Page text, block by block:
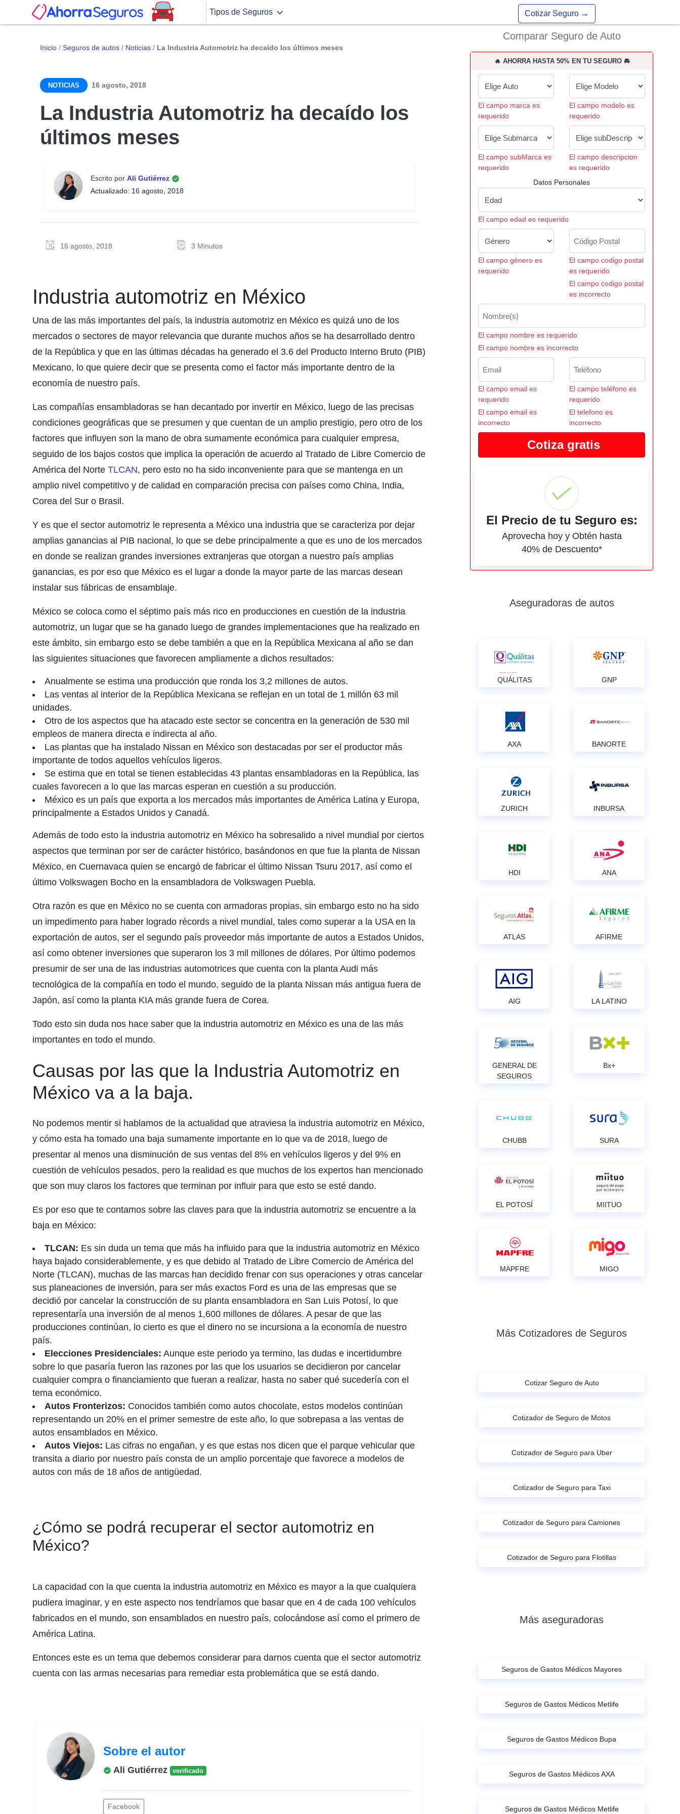
Tipos de Seguros Cotizar Seguro →
Inicio / Seguros de autos / Noticias / La Industria Automotriz ha decaído los últimos meses
NOTICIAS 16 agosto, 2018
La Industria Automotriz ha decaído los
últimos meses
Escrito por Ali Gutiérrez
Actualizado: 16 agosto, 2018
16 agosto, 2018 3 Minutos
Industria automotriz en México
Una de las más importantes del país, la industria automotriz en México es quizá uno de los
mercados o sectores de mayor relevancia que durante muchos años se ha desarrollado dentro
de la República y que en las últimas décadas ha generado el 3.6 del Producto Interno Bruto (PIB)
Mexicano, lo que quiere decir que se presenta como el factor más importante dentro de la
economía de nuestro país.
Las compañías ensambladoras se han decantado por invertir en México, luego de las precisas
condiciones geográficas que se presumen y que cuentan de un amplio prestigio, pero otro de los
factores que influyen son la mano de obra sumamente económica para cualquier empresa,
seguido de los bajos costos que implica la operación de acuerdo al Tratado de Libre Comercio de
América del Norte TLCAN, pero esto no ha sido inconveniente para que se mantenga en un
amplio nivel competitivo y de calidad en comparación precisa con países como China, India,
Corea del Sur o Brasil.
Y es que el sector automotriz le representa a México una industria que se caracteriza por dejar
amplias ganancias al PIB nacional, lo que se debe principalmente a que es uno de los mercados
en donde se realizan grandes inversiones extranjeras que otorgan a nuestro país amplias
ganancias, es por eso que México es el lugar a donde la mayor parte de las marcas desean
instalar sus fábricas de ensamblaje.
México se coloca como el séptimo país más rico en producciones en cuestión de la industria
automotriz, un lugar que se ha ganado luego de grandes implementaciones que ha realizado en
este ámbito, sin embargo esto se debe también a que en la República Mexicana al año se dan
las siguientes situaciones que favorecen ampliamente a dichos resultados:
Anualmente se estima una producción que ronda los 3,2 millones de autos.
Las ventas al interior de la República Mexicana se reflejan en un total de 1 millón 63 mil
unidades.
Otro de los aspectos que ha atacado este sector se concentra en la generación de 530 mil
empleos de manera directa e indirecta al año.
Las plantas que ha instalado Nissan en México son destacadas por ser el productor más
importante de todos aquellos vehículos ligeros.
Se estima que en total se tienen establecidas 43 plantas ensambladoras en la República, las
cuales favorecen a lo que las marcas esperan en cuestión a su producción.
México es un país que exporta a los mercados más importantes de América Latina y Europa,
principalmente a Estados Unidos y Canadá.
Además de todo esto la industria automotriz en México ha sobresalido a nivel mundial por ciertos
aspectos que terminan por ser de carácter histórico, basándonos en que fue la planta de Nissan
México, en Cuernavaca quien se encargó de fabricar el último Nissan Tsuru 2017, así como el
último Volkswagen Bocho en la ensambladora de Volkswagen Puebla.
Otra razón es que en México no se cuenta con armadoras propias, sin embargo esto no ha sido
un impedimento para haber logrado récords a nivel mundial, tales como superar a la USA en la
exportación de autos, ser el segundo país proveedor más importante de autos a Estados Unidos,
así como obtener inversiones que superaron los 3 mil millones de dólares. Por último podemos
presumir de ser una de las industrias automotrices que cuenta con la planta Audi más
tecnológica de la compañía en todo el mundo, seguido de la planta Nissan más antigua fuera de
Japón, así como la planta KIA más grande fuera de Corea.
Todo esto sin duda nos hace saber que la industria automotriz en México es una de las más
importantes en todo el mundo.
Causas por las que la Industria Automotriz en
México va a la baja.
No podemos mentir si hablamos de la actualidad que atraviesa la industria automotriz en México,
y cómo esta ha tomado una baja sumamente importante en lo que va de 2018, luego de
presentar al menos una disminución de sus ventas del 8% en vehículos ligeros y del 9% en
cuestión de vehículos pesados, pero la realidad es que muchos de los expertos han mencionado
que son muy claros los factores que terminan por influir para que esto se esté dando.
Es por eso que te contamos sobre las claves para que la industria automotriz se encuentre a la
baja en México:
TLCAN: Es sin duda un tema que más ha influido para que la industria automotriz en México
haya bajado considerablemente, y es que debido al Tratado de Libre Comercio de América del
Norte (TLCAN), muchas de las marcas han decidido frenar con sus operaciones y otras cancelar
sus planeaciones de inversión, para ser más exactos Ford es una de las empresas que se
decidió por cancelar la construcción de su planta ensambladora en San Luis Potosí, lo que
representaría una inversión de al menos 1,600 millones de dólares. A pesar de que las
producciones continúan, lo cierto es que el dinero no se incursiona a la economía de nuestro
país.
Elecciones Presidenciales: Aunque este periodo ya termino, las dudas e incertidumbre
sobre lo que pasaría fueron las razones por las que los usuarios se decidieron por cancelar
cualquier compra o financiamiento que fueran a realizar, hasta no saber qué sucedería con el
tema económico.
Autos Fronterizos: Conocidos también como autos chocolate, estos modelos continúan
representando un 20% en el primer semestre de este año, lo que sobrepasa a las ventas de
autos ensamblados en México.
Autos Viejos: Las cifras no engañan, y es que estas nos dicen que el parque vehicular que
transita a diario por nuestro país consta de un amplio porcentaje que favorece a modelos de
autos con más de 18 años de antigüedad.
¿Cómo se podrá recuperar el sector automotriz en
México?
La capacidad con la que cuenta la industria automotriz en México es mayor a la que cualquiera
pudiera imaginar, y en este aspecto nos tendríamos que basar que en 4 de cada 100 vehículos
fabricados en el mundo, son ensamblados en nuestro país, colocándose así como el primero de
América Latina.
Entonces este es un tema que debemos considerar para darnos cuenta que el sector automotriz
cuenta con las armas necesarias para remediar esta problemática que se está dando.
Sobre el autor
Ali Gutiérrez verificado
Facebook
Comparar Seguro de Auto
🔥 AHORRA HASTA 50% EN TU SEGURO 🚘
El campo marca es
requerido
El campo modelo es
requerido
El campo subMarca es
requerido
El campo descripcion
es requerido
Datos Personales
El campo edad es requerido
El campo género es
requerido
El campo codigo postal
es requerido
El campo codigo postal
es incorrecto
El campo nombre es requerido
El campo nombre es incorrecto
El campo email es
requerido
El campo email es
incorrecto
El campo teléfono es
requerido
El telefono es
incorrecto
El Precio de tu Seguro es:
Aprovecha hoy y Obtén hasta
40% de Descuento*
Aseguradoras de autos
QUÁLITAS GNP
AXA BANORTE
ZURICH INBURSA
HDI ANA
ATLAS AFIRME
AIG LA LATINO
GENERAL DE
SEGUROS
Bx+
CHUBB SURA
EL POTOSÍ MIITUO
MAPFRE MIGO
Más Cotizadores de Seguros
Cotizar Seguro de Auto
Cotizador de Seguro de Motos
Cotizador de Seguro para Uber
Cotizador de Seguro para Taxi
Cotizador de Seguro para Camiones
Cotizador de Seguro para Flotillas
Más aseguradoras
Seguros de Gastos Médicos Mayores
Seguros de Gastos Médicos Metlife
Seguros de Gastos Médicos Bupa
Seguros de Gastos Médicos AXA
Seguros de Gastos Médicos Metlife